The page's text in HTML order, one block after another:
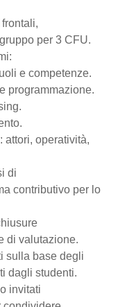
per 3 CFU.
e competenze.
programmazione.
attori, operatività,
di
contributivo per lo
di valutazione.
sulla base degli
dagli studenti.
invitati